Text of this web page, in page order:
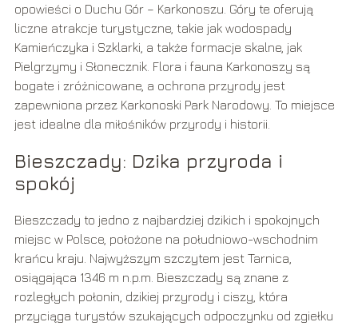
opowieści o Duchu Gór – Karkonoszu. Góry te oferują
liczne atrakcje turystyczne, takie jak wodospady
Kamieńczyka i Szklarki, a także formacje skalne, jak
Pielgrzymy i Słonecznik. Flora i fauna Karkonoszy są
bogate i zróżnicowane, a ochrona przyrody jest
zapewniona przez Karkonoski Park Narodowy. To miejsce
jest idealne dla miłośników przyrody i historii.
Bieszczady: Dzika przyroda i
spokój
Bieszczady to jedno z najbardziej dzikich i spokojnych
miejsc w Polsce, położone na południowo-wschodnim
krańcu kraju. Najwyższym szczytem jest Tarnica,
osiągająca 1346 m n.p.m. Bieszczady są znane z
rozległych połonin, dzikiej przyrody i ciszy, która
przyciąga turystów szukających odpoczynku od zgiełku